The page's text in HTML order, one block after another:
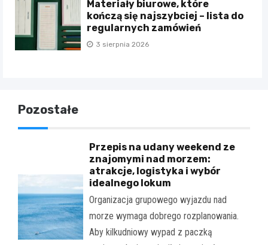
Materiały biurowe, które
kończą się najszybciej – lista do
regularnych zamówień
3 sierpnia 2026
Pozostałe
Przepis na udany weekend ze
znajomymi nad morzem:
atrakcje, logistyka i wybór
idealnego lokum
Organizacja grupowego wyjazdu nad
morze wymaga dobrego rozplanowania.
Aby kilkudniowy wypad z paczką